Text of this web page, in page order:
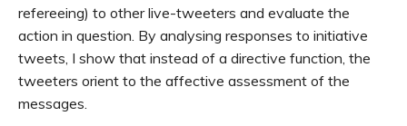
refereeing) to other live-tweeters and evaluate the
action in question. By analysing responses to initiative
tweets, I show that instead of a directive function, the
tweeters orient to the affective assessment of the
messages.